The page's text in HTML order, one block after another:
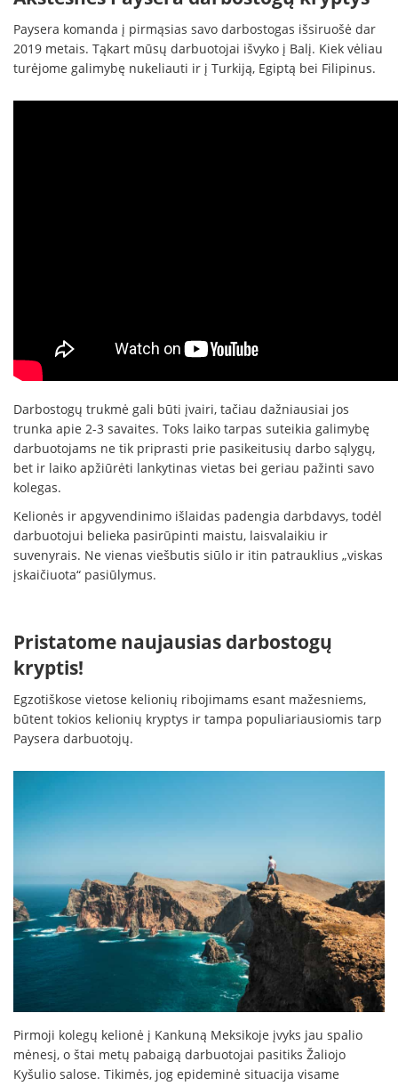
Paysera komanda į pirmąsias savo darbostogas išsiruošė dar
2019 metais. Tąkart mūsų darbuotojai išvyko į Balį. Kiek vėliau
turėjome galimybę nukeliauti ir į Turkiją, Egiptą bei Filipinus.
Darbostogų trukmė gali būti įvairi, tačiau dažniausiai jos
trunka apie 2-3 savaites. Toks laiko tarpas suteikia galimybę
darbuotojams ne tik priprasti prie pasikeitusių darbo sąlygų,
bet ir laiko apžiūrėti lankytinas vietas bei geriau pažinti savo
kolegas.
Kelionės ir apgyvendinimo išlaidas padengia darbdavys, todėl
darbuotojui belieka pasirūpinti maistu, laisvalaikiu ir
suvenyrais. Ne vienas viešbutis siūlo ir itin patrauklius „viskas
įskaičiuota“ pasiūlymus.
Pristatome naujausias darbostogų
kryptis!
Egzotiškose vietose kelionių ribojimams esant mažesniems,
būtent tokios kelionių kryptys ir tampa populiariausiomis tarp
Paysera darbuotojų.
Pirmoji kolegų kelionė į Kankuną Meksikoje įvyks jau spalio
mėnesį, o štai metų pabaigą darbuotojai pasitiks Žaliojo
Kyšulio salose. Tikimės, jog epideminė situacija visame